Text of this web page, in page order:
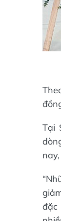
Tại
đặc